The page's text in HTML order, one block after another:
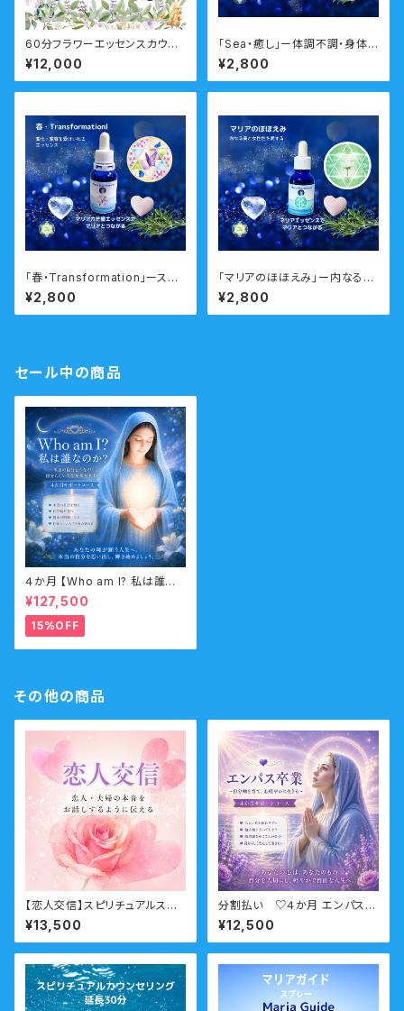
60分フラワーエッセンスカウン
セリング 対面・オンライン フ
ラワーエッセンス付
¥12,000
「Sea・癒し」ー体調不調・身体と
心のバランスを調えるー 瞑想
音声ガイド付き マリアウォータ
ーエッセンス・シングル
¥2,800
「春・Transformation」ースム
ーズに人生の転機や変化のタイ
ミングを乗り越えるー 瞑想音
声ガイド付き ウォーターエッセ
¥2,800
「マリアのほほえみ」ー内なる美
と神秘性を輝かせるー 瞑想音
声ガイド付き マリアウォーター
エッセンス・シングル
¥2,800
セール中の商品
４か月 【Who am I? 私は誰な
のか？】サポートコース なんの
ために生まれてきたのか？人生
の目的・使命・生きがいサポート
コース （人生の目的・魂の使命）
¥127,500
15%OFF
その他の商品
【恋人交信】スピリチュアルスク
ール 上級クラス 分割払い
¥13,500
分割払い ♡４か月 エンパス卒
業サポートコース （HSP・他人
軸・境界線・エンパス・繊細）
¥12,500